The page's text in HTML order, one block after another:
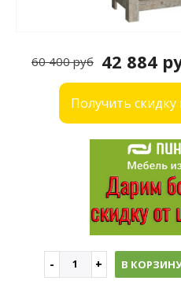
42 884
60 400 руб
Получить скидку
В